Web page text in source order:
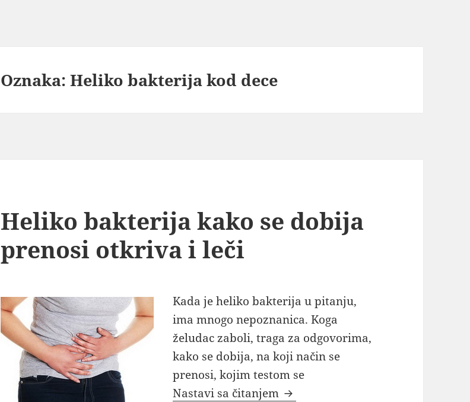
Oznaka:Heliko bakterija kod dece
Heliko bakterija kako se dobija
prenosi otkriva i leči
Kada je heliko bakterija u pitanju,
ima mnogo nepoznanica. Koga
želudac zaboli, traga za odgovorima,
kako se dobija, na koji način se
prenosi, kojim testom se
Nastavi sa čitanjem Heliko bakterija kako se dobija